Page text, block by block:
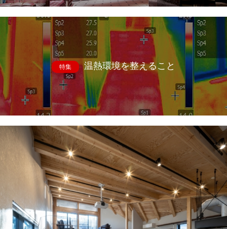
特集 温熱環境を整えること